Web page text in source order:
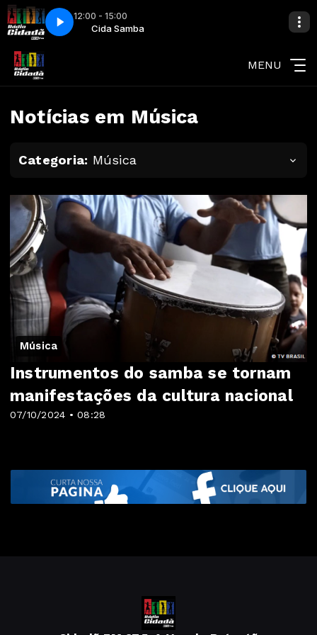
12:00 - 15:00
Samba Cida Samba
no Amor Thiaguinho - Acredito no Amor
MENU
Notícias em Música
Categoria: Música
Música
07/10/2024 • 08:28
Instrumentos do samba se tornam
manifestações da cultura nacional